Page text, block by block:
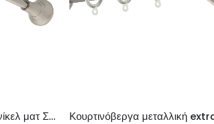
Κουρτινόβεργα μεταλλική extra eco Φ25 νίκελ ματ Ρόδος K29-2510